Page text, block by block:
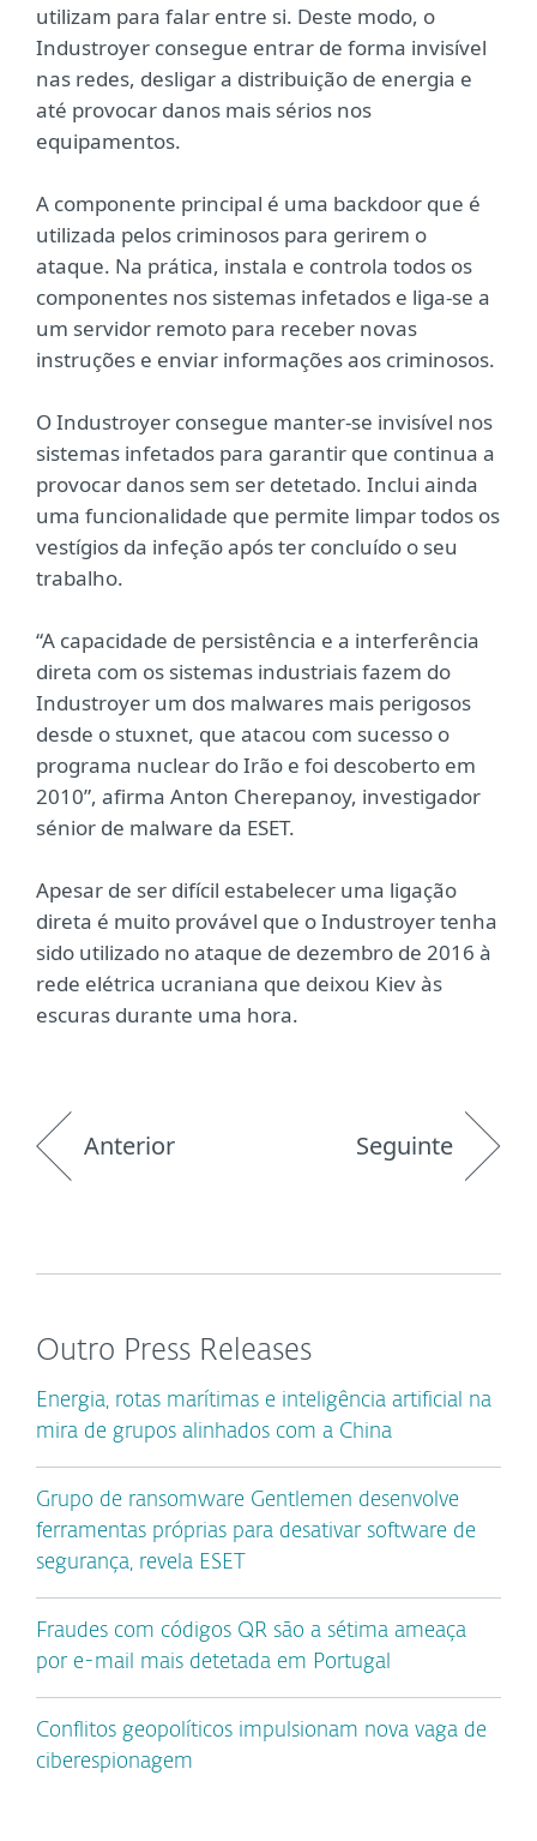
utilizam para falar entre si. Deste modo, o
Industroyer consegue entrar de forma invisível
nas redes, desligar a distribuição de energia e
até provocar danos mais sérios nos
equipamentos.
A componente principal é uma backdoor que é
utilizada pelos criminosos para gerirem o
ataque. Na prática, instala e controla todos os
componentes nos sistemas infetados e liga-se a
um servidor remoto para receber novas
instruções e enviar informações aos criminosos.
O Industroyer consegue manter-se invisível nos
sistemas infetados para garantir que continua a
provocar danos sem ser detetado. Inclui ainda
uma funcionalidade que permite limpar todos os
vestígios da infeção após ter concluído o seu
trabalho.
“A capacidade de persistência e a interferência
direta com os sistemas industriais fazem do
Industroyer um dos malwares mais perigosos
desde o stuxnet, que atacou com sucesso o
programa nuclear do Irão e foi descoberto em
2010”, afirma Anton Cherepanoy, investigador
sénior de malware da ESET.
Apesar de ser difícil estabelecer uma ligação
direta é muito provável que o Industroyer tenha
sido utilizado no ataque de dezembro de 2016 à
rede elétrica ucraniana que deixou Kiev às
escuras durante uma hora.
Anterior Seguinte
Outro Press Releases
Energia, rotas marítimas e inteligência artificial na
mira de grupos alinhados com a China
Grupo de ransomware Gentlemen desenvolve
ferramentas próprias para desativar software de
segurança, revela ESET
Fraudes com códigos QR são a sétima ameaça
por e-mail mais detetada em Portugal
Conflitos geopolíticos impulsionam nova vaga de
ciberespionagem